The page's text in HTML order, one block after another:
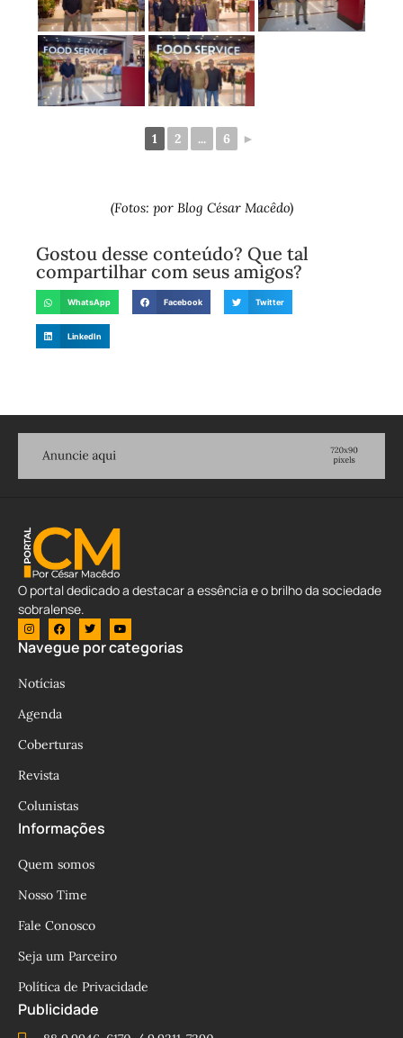
1 2 ... 6 ►
(Fotos: por Blog César Macêdo)
Gostou desse conteúdo? Que tal
compartilhar com seus amigos?
WhatsApp Facebook Twitter
LinkedIn
O portal dedicado a destacar a essência e o brilho da sociedade
sobralense.
Navegue por categorias
Notícias
Agenda
Coberturas
Revista
Colunistas
Informações
Quem somos
Nosso Time
Fale Conosco
Seja um Parceiro
Política de Privacidade
Publicidade